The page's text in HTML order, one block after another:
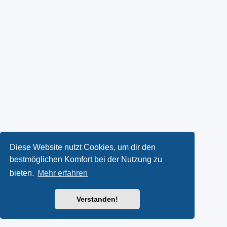
Diese Website nutzt Cookies, um dir den
bestmöglichen Komfort bei der Nutzung zu
bieten. Mehr erfahren
Verstanden!